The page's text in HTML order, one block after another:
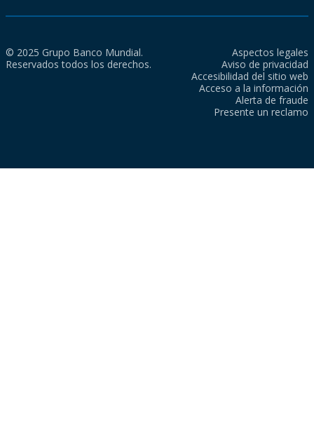
© 2025 Grupo Banco Mundial.
Reservados todos los derechos.
Aspectos legales
Aviso de privacidad
Accesibilidad del sitio web
Acceso a la información
Alerta de fraude
Presente un reclamo